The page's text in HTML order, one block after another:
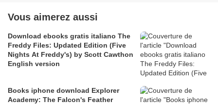
Vous aimerez aussi
Download ebooks gratis italiano The
Freddy Files: Updated Edition (Five
Nights At Freddy's) by Scott Cawthon
English version
Books iphone download Explorer
Academy: The Falcon's Feather